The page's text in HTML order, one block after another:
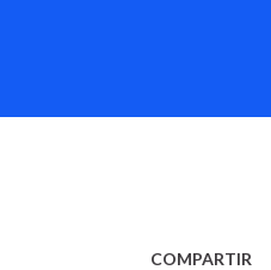
COMPARTIR